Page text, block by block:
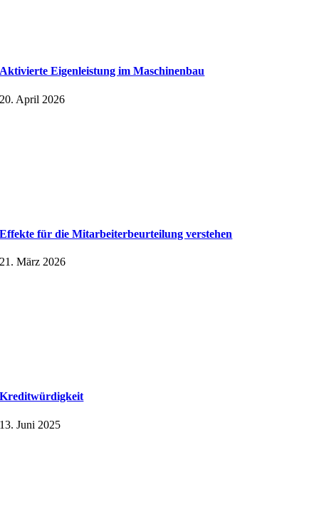
Aktivierte Eigenleistung im Maschinenbau
20. April 2026
Effekte für die Mitarbeiter­beurteilung verstehen
21. März 2026
Kreditwürdigkeit
13. Juni 2025